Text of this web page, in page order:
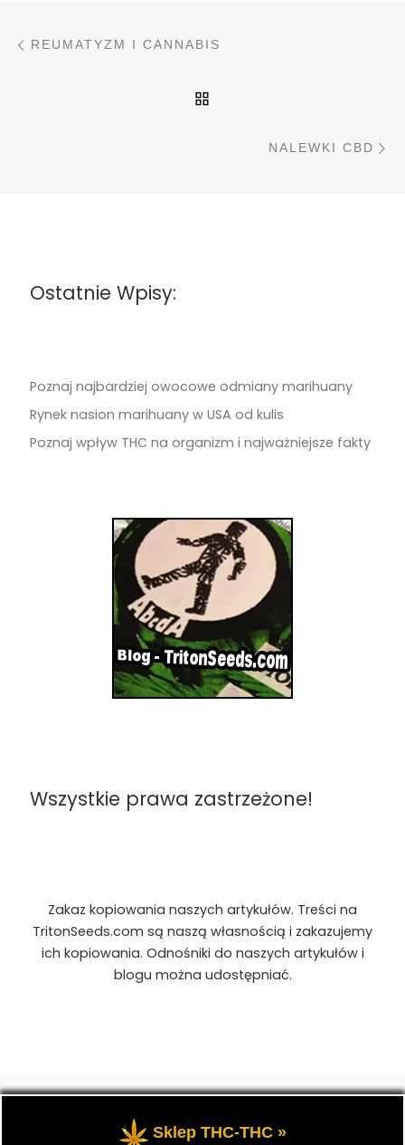
Nawigacja wpisu
REUMATYZM I CANNABIS
NALEWKI CBD
Ostatnie Wpisy:
Poznaj najbardziej owocowe odmiany marihuany
Rynek nasion marihuany w USA od kulis
Poznaj wpływ THC na organizm i najważniejsze fakty
Wszystkie prawa zastrzeżone!
Zakaz kopiowania naszych artykułów. Treści na
TritonSeeds.com są naszą własnością i zakazujemy
ich kopiowania. Odnośniki do naszych artykułów i
blogu można udostępniać.
- Przedstawia portal-blog o Marihuanie,
Sklep THC-THC »